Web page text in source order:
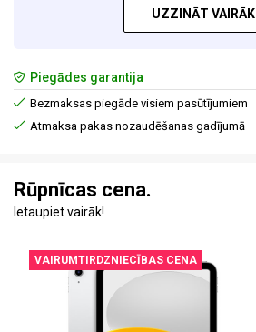
UZZINĀT VAIRĀK
Piegādes garantija
Bezmaksas piegāde visiem pasūtījumiem
Atmaksa pakas nozaudēšanas gadījumā
Rūpnīcas cena.
Ietaupiet vairāk!
VAIRUMTIRDZNIECĪBAS CENA